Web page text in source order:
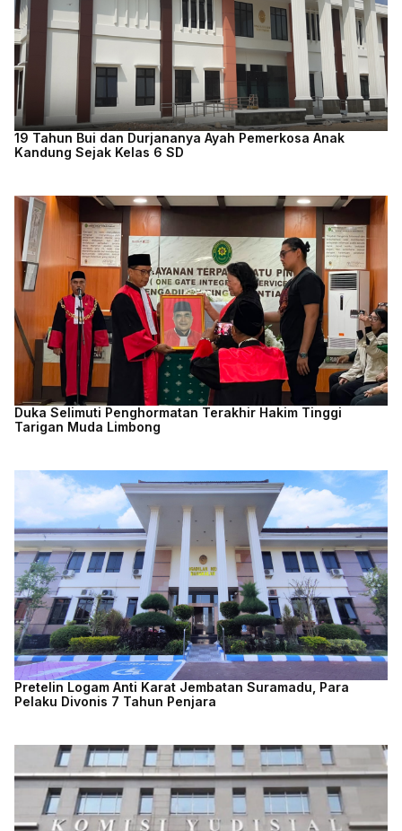
19 Tahun Bui dan Durjananya Ayah Pemerkosa Anak
Kandung Sejak Kelas 6 SD
Duka Selimuti Penghormatan Terakhir Hakim Tinggi
Tarigan Muda Limbong
Pretelin Logam Anti Karat Jembatan Suramadu, Para
Pelaku Divonis 7 Tahun Penjara